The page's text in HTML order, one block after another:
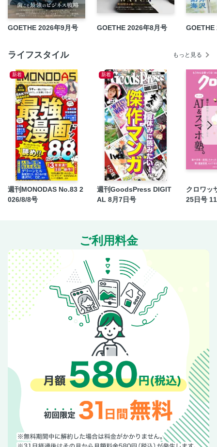
映画『Michael／マイケル』公開、伝説誕生の瞬間を体感せ
よ!
ワールドカップ直前 独占インタビュー サッカー日本代表監
最新刊『タイム・アフター・タイム』著者 吉田修一インタ
吉野北人／THE RAMPAGE HOKUTO 自由と革新、その表現
の先へ
連載 和田秀樹「医者ではなく、大先輩に聞け」
連載 ホラン千秋／ウェスティンホテル東京「龍天門」
連載 GOETHE ENTERTAINMENT 俳優 染谷将太
連載 滝藤賢一の映画独り語り座
GOETHE CULTURE | Art | Book | Music
連載 NAVIGOETHE
連載 GOETHE GOLF STYLE
定期購読
究極の我儘をかなえる! GOETHE STORE
連載 仕事に効くレストラン
連載 松浦勝人 数寄者の流儀
連載 In the office
GOETHE 2026年9月号 GOETHE 2026年8月号 GOETHE
ライフスタイル もっと見る
新着
週刊MONODAS No.83 2
026/8/8号
新着
週刊GoodsPress DIGIT
AL 8月7日号
クロワッ
25日号
ご利用料金